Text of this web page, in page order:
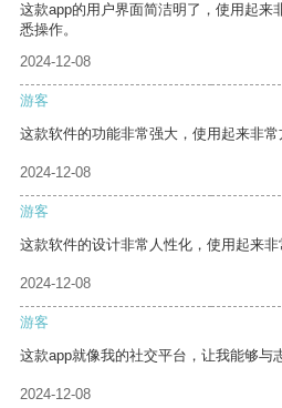
这款app的用户界面简洁明了，使用起来
悉操作。
2024-12-08
游客
这款软件的功能非常强大，使用起来非常
2024-12-08
游客
这款软件的设计非常人性化，使用起来非
2024-12-08
游客
这款app就像我的社交平台，让我能够与
2024-12-08